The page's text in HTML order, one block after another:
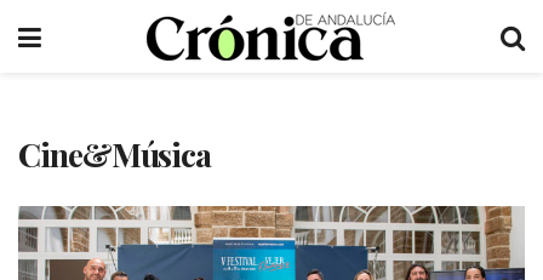
Cine&Música